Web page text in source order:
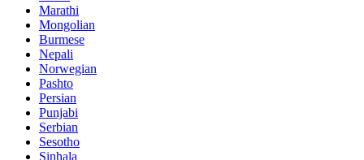
Marathi
Mongolian
Burmese
Nepali
Norwegian
Pashto
Persian
Punjabi
Serbian
Sesotho
Sinhala